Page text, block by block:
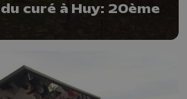
curé à Huy: 20ème